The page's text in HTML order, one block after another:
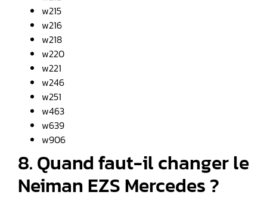
w215
w216
w218
w220
w221
w246
w251
w463
w639
w906
8. Quand faut-il changer le
Neiman EZS Mercedes ?